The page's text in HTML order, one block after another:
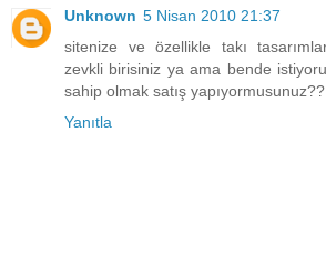
Unknown 5 Nisan 2010 21:37
sitenize ve özellikle takı
zevkli birisiniz ya ama bende
sahip olmak satış yapıyormusunuz??
Yanıtla